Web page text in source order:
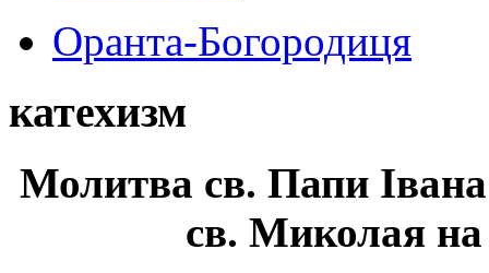
Оранта-Богородиця
катехизм
Молитва св. Папи
св. Миколая на